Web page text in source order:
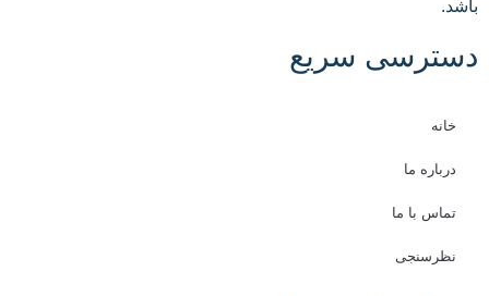
باشد.
دسترسی سریع
خانه
درباره ما
تماس با ما
نظرسنجی